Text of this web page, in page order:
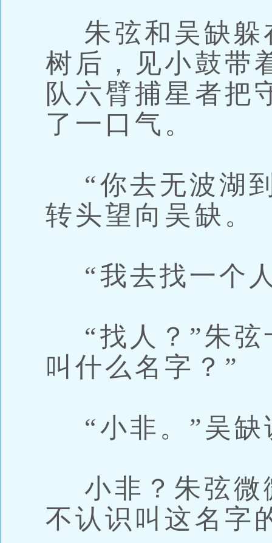
朱弦和吴缺躲
树后，见小鼓带
队六臂捕星者把
了一口气。
“你去无波湖
转头望向吴缺。
“我去找一个
“找人？”朱弦
叫什么名字？”
“小非。”吴缺
小非？朱弦微
不认识叫这名字